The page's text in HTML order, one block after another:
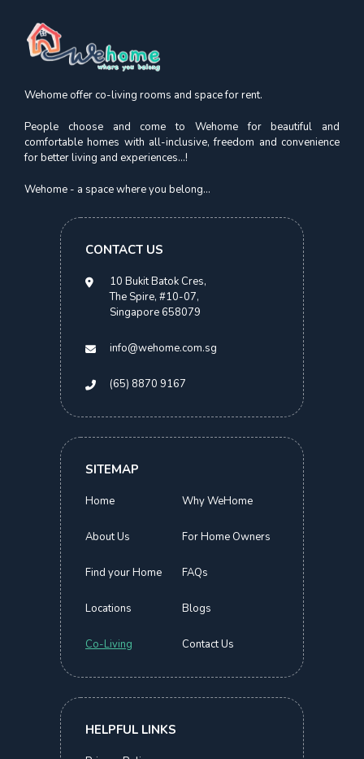
adipisci velit, sed quia non numquam eius modi tempora incidunt
ut labore et dolore magnam aliquam quaerat voluptatem ut enim
ad minima veniam.
Our Latest Offer & Updates
22 NOVEMBER 2023
Is it just about affordability?
Wehome offer co-living rooms and space for rent.
People choose and come to Wehome for beautiful and
comfortable homes with all-inclusive, freedom and convenience
for better living and experiences...!
Wehome - a space where you belong...
CONTACT US
10 Bukit Batok Cres,
The Spire, #10-07,
Singapore 658079
info@wehome.com.sg
(65) 8870 9167
SITEMAP
Home Why WeHome
About Us For Home Owners
Find your Home FAQs
Locations Blogs
Co-Living Contact Us
HELPFUL LINKS